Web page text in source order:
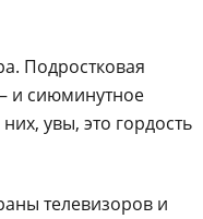
Подростковая
и сиюминутное
увы, это гордость
телевизоров и